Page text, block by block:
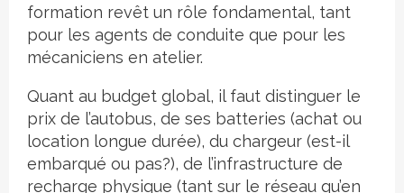
formation revêt un rôle fondamental, tant
pour les agents de conduite que pour les
mécaniciens en atelier.
Quant au budget global, il faut distinguer le
prix de l’autobus, de ses batteries (achat ou
location longue durée), du chargeur (est-il
embarqué ou pas?), de l’infrastructure de
recharge physique (tant sur le réseau qu’en